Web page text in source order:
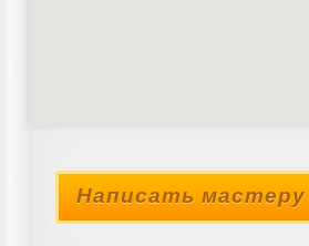
Написать мастеру